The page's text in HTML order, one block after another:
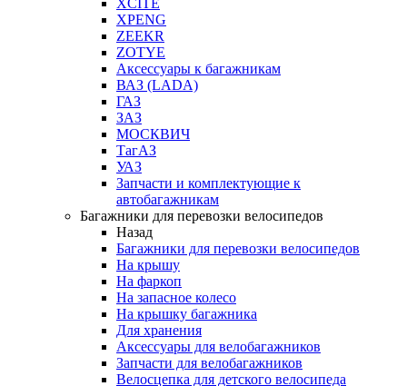
XCITE
XPENG
ZEEKR
ZOTYE
Аксессуары к багажникам
ВАЗ (LADA)
ГАЗ
ЗАЗ
МОСКВИЧ
ТагАЗ
УАЗ
Запчасти и комплектующие к
автобагажникам
Багажники для перевозки велосипедов
Назад
Багажники для перевозки велосипедов
На крышу
На фаркоп
На запасное колесо
На крышку багажника
Для хранения
Аксессуары для велобагажников
Запчасти для велобагажников
Велосцепка для детского велосипеда